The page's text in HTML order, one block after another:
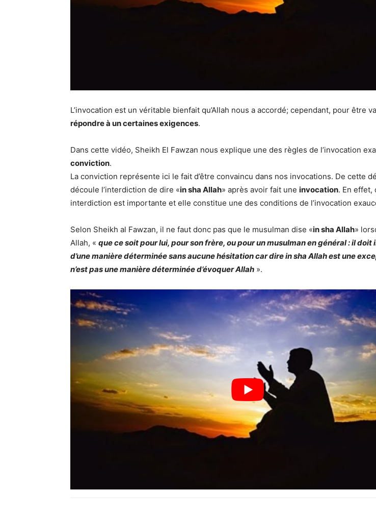
L’invocation est un véritable bienfait qu’Allah nous a accordé; cependant, pour être
répondre à un certaines exigences.
Dans cette vidéo, Sheikh El Fawzan nous explique une des règles de l’invocation
conviction.
La conviction représente ici le fait d’être convaincu dans nos invocations. De cette
découle l’interdiction de dire «in sha Allah» après avoir fait une invocation. En effet,
interdiction est importante et elle constitue une des conditions de l’invocation
Selon Sheikh al Fawzan, il ne faut donc pas que le musulman dise «in sha Allah»
Allah, « que ce soit pour lui, pour son frère, ou pour un musulman en général : il doit
d’une manière déterminée sans aucune hésitation car dire in sha Allah est une
n’est pas une manière déterminée d’évoquer Allah ».